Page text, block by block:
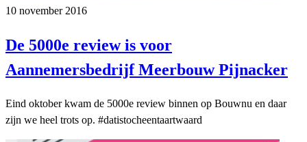
10 november 2016
De 5000e review is voor
Aannemersbedrijf Meerbouw Pijnacker
Eind oktober kwam de 5000e review binnen op Bouwnu en daar
zijn we heel trots op. #datistocheentaartwaard